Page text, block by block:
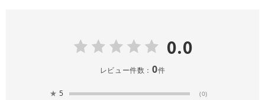
0.0
レビュー件数： 0件
★ 5 (0)